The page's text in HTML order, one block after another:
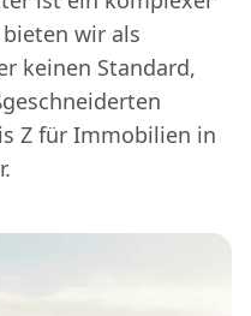
bieten wir als
keinen Standard,
Z für Immobilien in